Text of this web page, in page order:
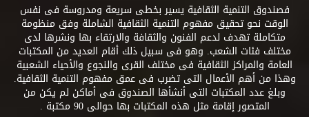
فصندوق التنمية الثقافية يسير بخطى سريعة ومدروسة فى نفس
الوقت نحو تحقيق مفهوم التنمية الثقافية الشاملة وفق منظومة
متكاملة تهدف لدعم الفنون والثقافة والارتقاء بها ونشرها لدى
مختلف فئات الشعب. وهو فى سبيل ذلك أقام العديد من المكتبات
العامة والمراكز الثقافية فى مختلف القرى والنجوع والأحياء الشعبية
وهذا من أهم الأعمال التى تضرب فى عمق مفهوم التنمية الثقافية.
وبلغ عدد المكتبات التى أنشأها الصندوق فى أماكن لم يكن من
المتصور إقامة مثل هذه المكتبات بها حوالى 90 مكتبة .